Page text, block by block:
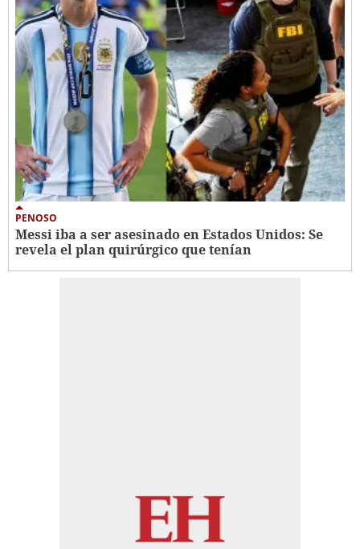
PENOSO
Messi iba a ser asesinado en Estados Unidos: Se
revela el plan quirúrgico que tenían